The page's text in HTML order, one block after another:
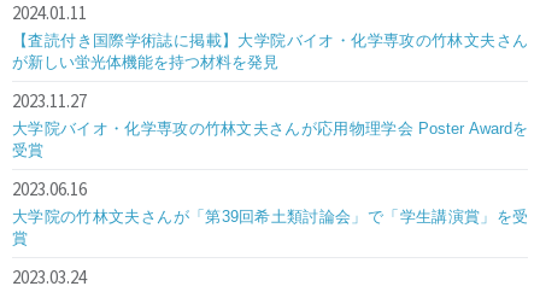
2024.01.11
【査読付き国際学術誌に掲載】大学院バイオ・化学専攻の竹林文夫さん
が新しい蛍光体機能を持つ材料を発見
2023.11.27
大学院バイオ・化学専攻の竹林文夫さんが応用物理学会 Poster Awardを
受賞
2023.06.16
大学院の竹林文夫さんが「第39回希土類討論会」で「学生講演賞」を受
賞
2023.03.24